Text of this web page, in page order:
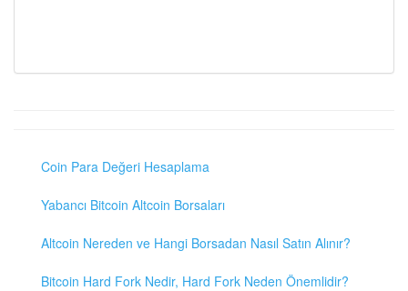
Coin Para Değeri Hesaplama
Yabancı Bitcoin Altcoin Borsaları
Altcoin Nereden ve Hangi Borsadan Nasıl Satın Alınır?
Bitcoin Hard Fork Nedir, Hard Fork Neden Önemlidir?